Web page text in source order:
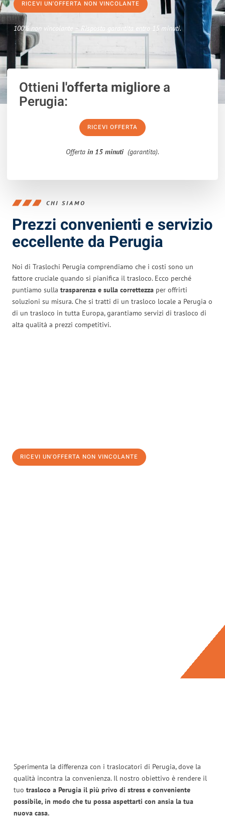
RICEVI UN'OFFERTA NON VINCOLANTE
100% non vincolante – Risposta garantita entro 15 minuti.
Ottieni l'offerta migliorea
Perugia:
RICEVI OFFERTA
Offerta in 15 minuti (garantita).
CHI SIAMO
Prezzi convenienti e servizio
eccellente da Perugia
Noi di Traslochi Perugia comprendiamo che i costi sono un
fattore cruciale quando si pianifica il trasloco. Ecco perché
puntiamo sulla trasparenza e sulla correttezza per offrirti
soluzioni su misura. Che si tratti di un trasloco locale a Perugia o
di un trasloco in tutta Europa, garantiamo servizi di trasloco di
alta qualità a prezzi competitivi.
RICEVI UN'OFFERTA NON VINCOLANTE
Sperimenta la differenza con i traslocatori di Perugia, dove la
qualità incontra la convenienza. Il nostro obiettivo è rendere il
tuo trasloco a Perugia il più privo di stress e conveniente
possibile, in modo che tu possa aspettarti con ansia la tua
nuova casa.